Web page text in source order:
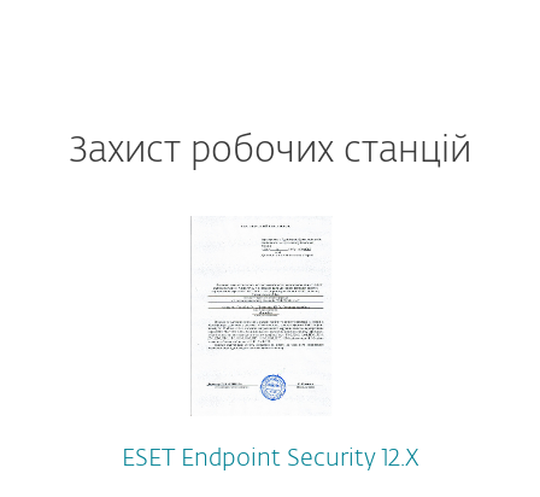
Захист робочих станцій
ESET Endpoint Security 12.Х